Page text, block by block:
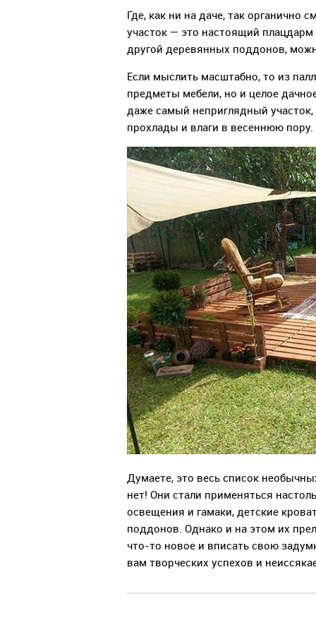
Где, как ни на даче, так органично
участок — это настоящий
другой деревянных поддонов,
Если мыслить масштабно, то из
предметы мебели, но и целое
даже самый неприглядный
прохлады и влаги в весеннюю пору.
Думаете, это весь список
нет! Они стали применяться
освещения и гамаки, детские
поддонов. Однако и на этом их
что-то новое и вписать свою
вам творческих успехов и